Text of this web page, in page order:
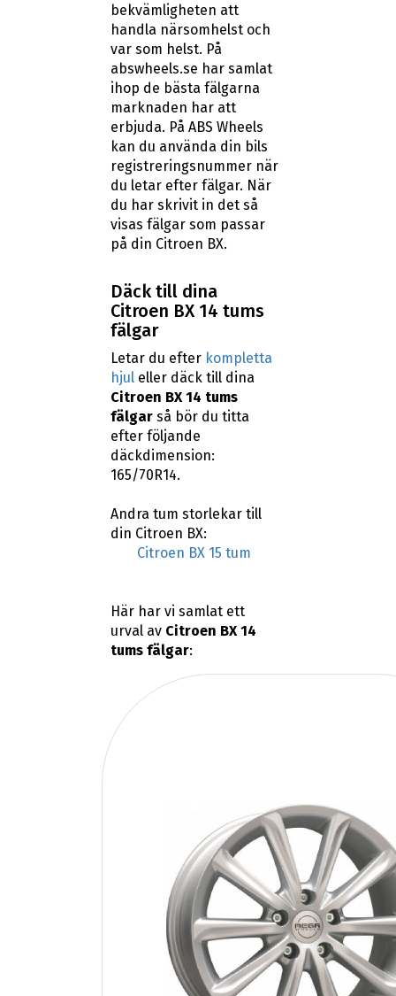
bekvämligheten att
handla närsomhelst och
var som helst. På
abswheels.se har samlat
ihop de bästa fälgarna
marknaden har att
erbjuda. På ABS Wheels
kan du använda din bils
registreringsnummer när
du letar efter fälgar. När
du har skrivit in det så
visas fälgar som passar
på din Citroen BX.
Däck till dina
Citroen BX 14 tums
fälgar
Letar du efter kompletta
hjuleller däck till dina
Citroen BX 14 tums
fälgarså bör du titta
efter följande
däckdimension:
165/70R14.
Andra tum storlekar till
din Citroen BX:
Citroen BX 15 tum
Här har vi samlat ett
urval av Citroen BX 14
tums fälgar: